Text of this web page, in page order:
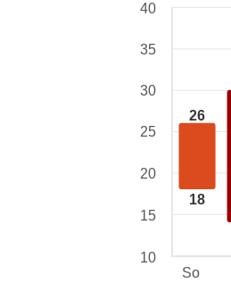
26
18
40
35
30
25
20
15
10
So